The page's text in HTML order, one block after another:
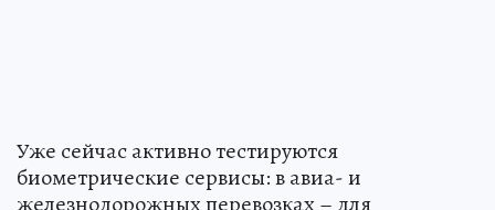
Уже сейчас активно тестируются
биометрические сервисы: в авиа- и
железнодорожных перевозках – для